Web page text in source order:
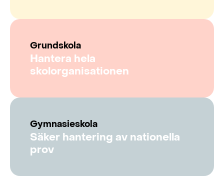
Grundskola
Hantera hela
skolorganisationen
Gymnasieskola
Säker hantering av nationella
prov